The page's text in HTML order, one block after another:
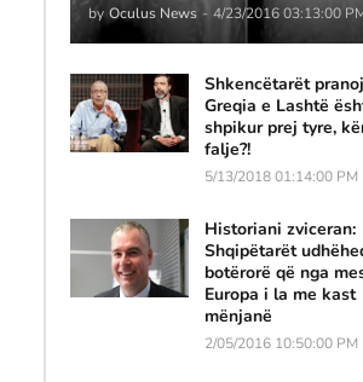
by Oculus News - 4/23/2016 03:13:00
Shkencëtarët
Greqia e Lashtë
shpikur prej tyre,
falje?!
5/13/2018 01:14:00 PM
Historiani zviceran:
Shqipëtarët
botërorë që nga
Europa i la me kast
mënjanë
2/05/2016 10:50:00 PM